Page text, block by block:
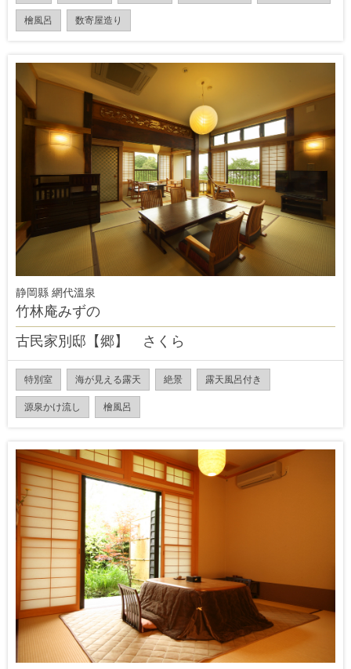
檜風呂 数寄屋造り
静岡縣 網代溫泉
竹林庵みずの
古民家別邸【郷】 さくら
特別室 海が見える露天 絶景 露天風呂付き
源泉かけ流し 檜風呂